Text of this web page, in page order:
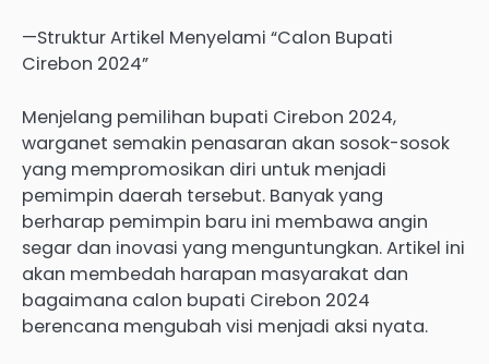
—Struktur Artikel Menyelami “Calon Bupati
Cirebon 2024”
Menjelang pemilihan bupati Cirebon 2024,
warganet semakin penasaran akan sosok-sosok
yang mempromosikan diri untuk menjadi
pemimpin daerah tersebut. Banyak yang
berharap pemimpin baru ini membawa angin
segar dan inovasi yang menguntungkan. Artikel ini
akan membedah harapan masyarakat dan
bagaimana calon bupati Cirebon 2024
berencana mengubah visi menjadi aksi nyata.